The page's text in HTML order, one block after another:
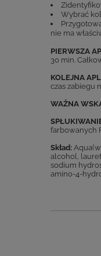
Wybrać
nie ma
PIERWSZA
30 min.
KOLEJNA
czas zabiegu
WAŻNA
farbowanych
Skład:
alcohol,
sodium
amino-4-